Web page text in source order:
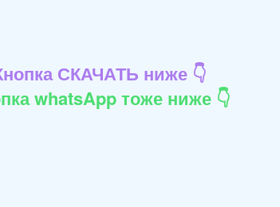
СКАЧАТЬ ниже 👇
whatsApp тоже ниже 👇